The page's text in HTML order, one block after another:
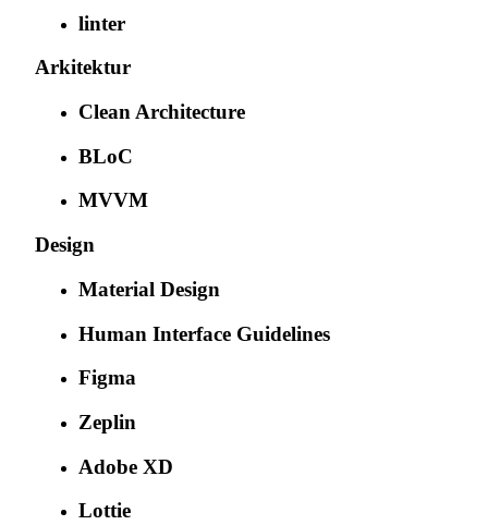
linter
Arkitektur
Clean Architecture
BLoC
MVVM
Design
Material Design
Human Interface Guidelines
Figma
Zeplin
Adobe XD
Lottie